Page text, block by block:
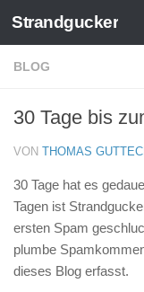
Zum Inhalt
Strandgucker
BLOG
30 Tage bis
VON THOMAS
30 Tage hat es
Tagen ist
ersten Spam
plumbe
dieses Blog erfasst.